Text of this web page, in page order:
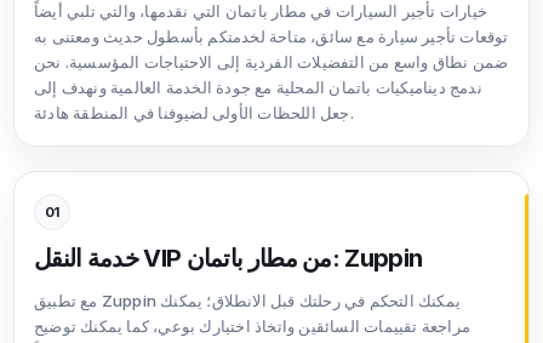
خيارات تأجير السيارات في مطار باتمان التي نقدمها، والتي تلبي أيضاً
توقعات تأجير سيارة مع سائق، متاحة لخدمتكم بأسطول حديث ومعتنى به
ضمن نطاق واسع من التفضيلات الفردية إلى الاحتياجات المؤسسية. نحن
ندمج ديناميكيات باتمان المحلية مع جودة الخدمة العالمية ونهدف إلى
جعل اللحظات الأولى لضيوفنا في المنطقة هادئة.
01
خدمة النقل VIP من مطار باتمان: Zuppin
مع تطبيق Zuppin يمكنك التحكم في رحلتك قبل الانطلاق؛ يمكنك
مراجعة تقييمات السائقين واتخاذ اختيارك بوعي، كما يمكنك توضيح